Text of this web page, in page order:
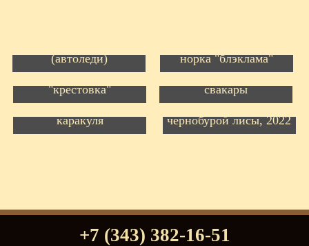
(автоледи)
норка "блэклама"
Пошив шуб. Норка
"крестовка"
Пошив шубы
большого размера из
свакары
Пошив шубы из
каракуля
Пошив шубы из
чернобурой лисы, 2022
+7 (343) 382-16-51